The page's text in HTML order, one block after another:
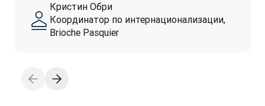
Кристин Обри
Координатор по интернационализации,
Brioche Pasquier